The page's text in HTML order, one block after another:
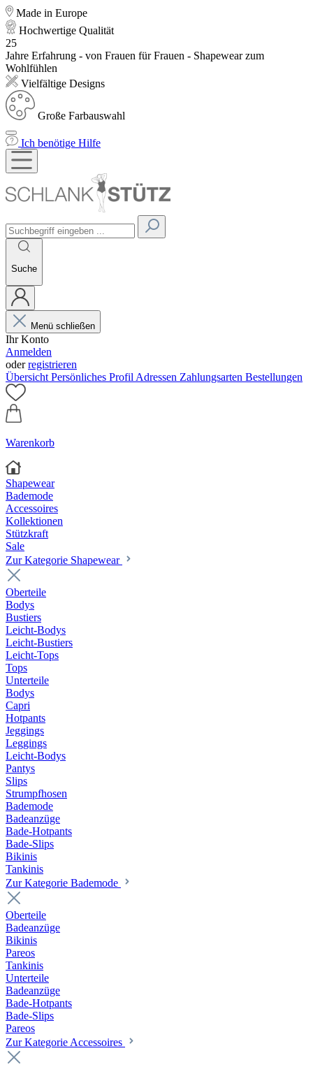
Made in Europe
Hochwertige Qualität
25
Jahre Erfahrung - von Frauen für Frauen - Shapewear zum
Wohlfühlen
Vielfältige Designs
Große Farbauswahl
Ich benötige Hilfe
Suche
Menü schließen
Ihr Konto
Anmelden
oderregistrieren
Übersicht Persönliches Profil Adressen Zahlungsarten Bestellungen
Warenkorb
Shapewear
Bademode
Accessoires
Kollektionen
Stützkraft
Sale
Zur Kategorie Shapewear
Oberteile
Bodys
Bustiers
Leicht-Bodys
Leicht-Bustiers
Leicht-Tops
Tops
Unterteile
Bodys
Capri
Hotpants
Jeggings
Leggings
Leicht-Bodys
Pantys
Slips
Strumpfhosen
Bademode
Badeanzüge
Bade-Hotpants
Bade-Slips
Bikinis
Tankinis
Zur Kategorie Bademode
Oberteile
Badeanzüge
Bikinis
Pareos
Tankinis
Unterteile
Badeanzüge
Bade-Hotpants
Bade-Slips
Pareos
Zur Kategorie Accessoires